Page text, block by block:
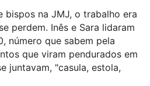
bispos na JMJ, o trabalho era
perdem. Inês e Sara lidaram
número que sabem pela
que viram pendurados em
juntavam, "casula, estola,